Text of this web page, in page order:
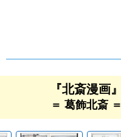
『北斎漫画』
＝ 葛飾北斎 ＝